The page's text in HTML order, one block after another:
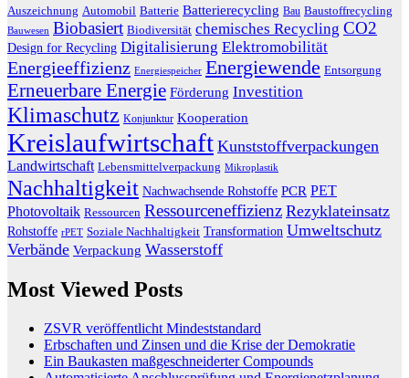
Auszeichnung Automobil Batterie Batterierecycling Bau Baustoffrecycling
Bauwesen Biobasiert Biodiversität chemisches Recycling CO2
Design for Recycling Digitalisierung Elektromobilität
Energieeffizienz Energiespeicher Energiewende Entsorgung
Erneuerbare Energie Förderung Investition
Klimaschutz Konjunktur Kooperation
Kreislaufwirtschaft Kunststoffverpackungen
Landwirtschaft Lebensmittelverpackung Mikroplastik
Nachhaltigkeit Nachwachsende Rohstoffe PCR PET
Photovoltaik Ressourcen Ressourceneffizienz Rezyklateinsatz
Rohstoffe rPET Soziale Nachhaltigkeit Transformation Umweltschutz
Verbände Verpackung Wasserstoff
Most Viewed Posts
ZSVR veröffentlicht Mindeststandard
Erbschaften und Zinsen und die Krise der Demokratie
Ein Baukasten maßgeschneiderter Compounds